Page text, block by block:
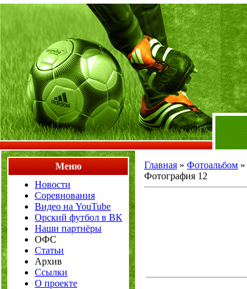
Меню
Новости
Соревнования
Видео на YouTube
Орский футбол в ВК
Наши партнёры
ОФС
Статьи
Архив
Ссылки
О проекте
Главная » Фотоальбом »
Фотография 12